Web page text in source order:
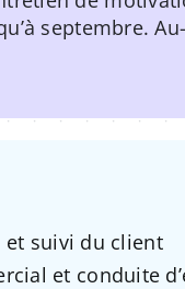
septembre.
et suivi du client
et conduite